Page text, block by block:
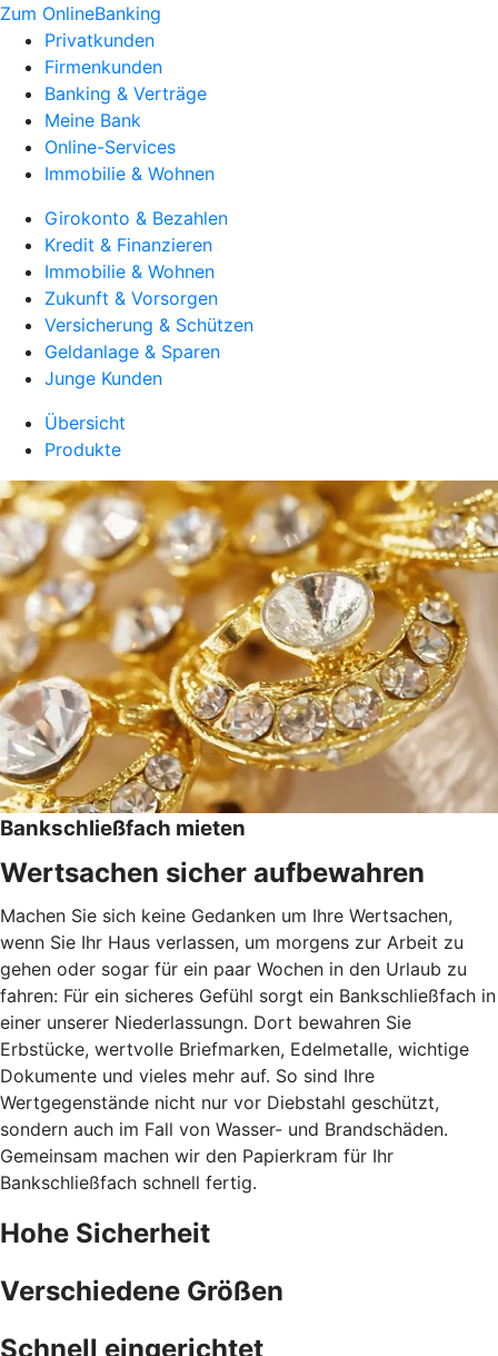
Zum OnlineBanking
Privatkunden
Firmenkunden
Banking & Verträge
Meine Bank
Online-Services
Immobilie & Wohnen
Girokonto & Bezahlen
Kredit & Finanzieren
Immobilie & Wohnen
Zukunft & Vorsorgen
Versicherung & Schützen
Geldanlage & Sparen
Junge Kunden
Übersicht
Produkte
Bankschließfach mieten
Wertsachen sicher aufbewahren
Machen Sie sich keine Gedanken um Ihre Wertsachen,
wenn Sie Ihr Haus verlassen, um morgens zur Arbeit zu
gehen oder sogar für ein paar Wochen in den Urlaub zu
fahren: Für ein sicheres Gefühl sorgt ein Bankschließfach in
einer unserer Niederlassungn. Dort bewahren Sie
Erbstücke, wertvolle Briefmarken, Edelmetalle, wichtige
Dokumente und vieles mehr auf. So sind Ihre
Wertgegenstände nicht nur vor Diebstahl geschützt,
sondern auch im Fall von Wasser- und Brandschäden.
Gemeinsam machen wir den Papierkram für Ihr
Bankschließfach schnell fertig.
Hohe Sicherheit
Verschiedene Größen
Schnell eingerichtet